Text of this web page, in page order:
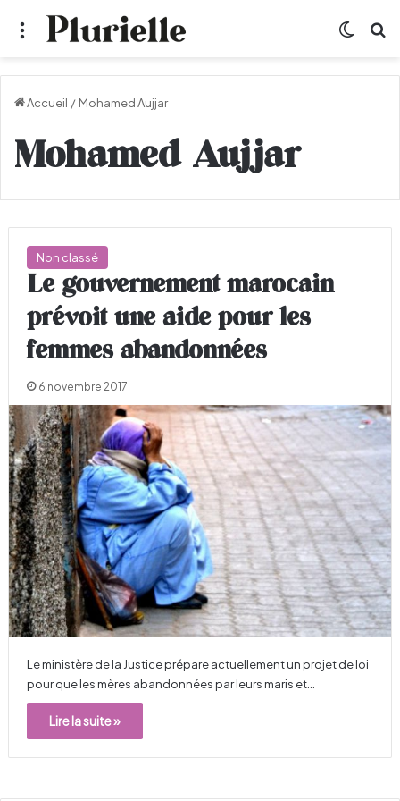
Menu
Accueil / Mohamed Aujjar
Mohamed Aujjar
Non classé
Le gouvernement marocain
prévoit une aide pour les
femmes abandonnées
6 novembre 2017
Le ministère de la Justice prépare actuellement un projet de loi
pour que les mères abandonnées par leurs maris et…
Lire la suite »